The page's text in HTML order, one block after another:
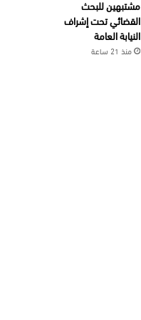
مشتبهين للبحث
القضائي تحت إشراف
النيابة العامة
منذ 21 ساعة